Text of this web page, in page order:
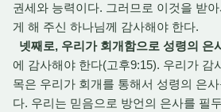
권세와 능력이다. 그러므로 이것을 받
게 해 주신 하나님께 감사해야 한다.
넷째로, 우리가 회개함으로 성령의 은
에 감사해야 한다(고후9:15). 우리가 감
목은 우리가 회개를 통해서 성령의 은
다. 우리는 믿음으로 방언의 은사를 필